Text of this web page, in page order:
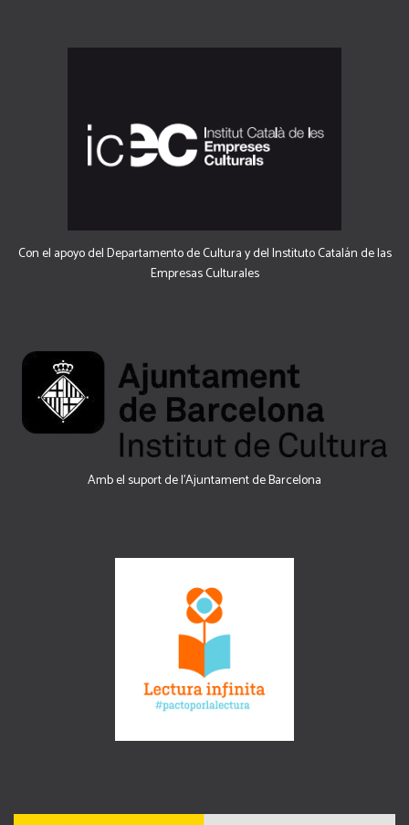
Con el apoyo del Departamento de Cultura y del Instituto Catalán de las
Empresas Culturales
Amb el suport de l’Ajuntament de Barcelona